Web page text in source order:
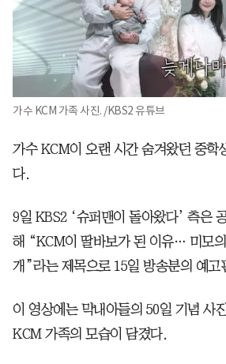
가수 KCM 가족 사진. /KBS2 유튜브
가수 KCM이 오랜 시간 숨겨왔던 중학
다.
9일 KBS2 ‘슈퍼맨이 돌아왔다’ 측은
해 “KCM이 딸바보가 된 이유… 미모
개”라는 제목으로 15일 방송분의 예고
이 영상에는 막내아들의 50일 기념 사
KCM 가족의 모습이 담겼다.